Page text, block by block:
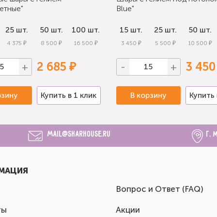
25 шт.
4 375 ₽
50 шт.
8 500 ₽
100 шт.
16 500 ₽
+ 2 685 ₽
Купить в 1 клик
Blue"
15 шт.
3 450 ₽
25 шт.
5 500 ₽
50 шт.
10 500 ₽
- + 3
В корзину Купить
mail@sharhouse.ru г.
Вопрос и Ответ (FAQ)
Акции